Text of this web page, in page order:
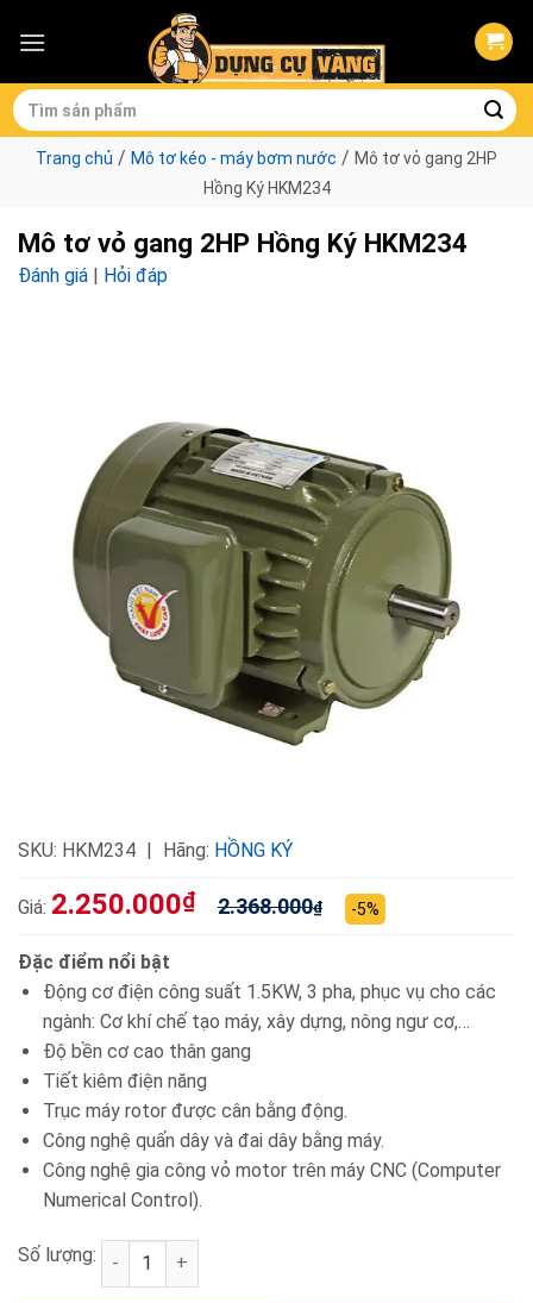
Tìm
kiếm:
Trang chủ / Mô tơ kéo - máy bơm nước / Mô tơ vỏ gang 2HP
Hồng Ký HKM234
Mô tơ vỏ gang 2HP Hồng Ký HKM234
Đánh giá | Hỏi đáp
SKU: HKM234 Hãng: HỒNG KÝ
Giá: 2.250.000₫ 2.368.000₫ -5%
Đặc điểm nổi bật
Động cơ điện công suất 1.5KW, 3 pha, phục vụ cho các
ngành: Cơ khí chế tạo máy, xây dựng, nông ngư cơ,…
Độ bền cơ cao thân gang
Tiết kiêm điện năng
Trục máy rotor được cân bằng động.
Công nghệ quấn dây và đai dây bằng máy.
Công nghệ gia công vỏ motor trên máy CNC (Computer
Numerical Control).
Số lượng: Mô tơ vỏ gang 2HP Hồng Ký HKM234 số lượng